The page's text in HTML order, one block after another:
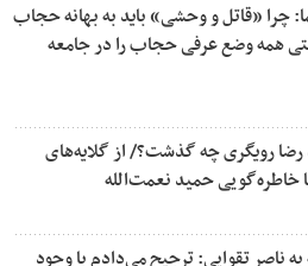
چرا «قاتل و وحشی» باید به بهانه حجاب
همه وضع عرفی حجاب را در جامعه
رضا رویگری چه گذشت؟/ از گلایه‌های
خاطره‌گویی حمید نعمت‌الله
ناصر تقوایی: ترجیح می‌دادم با وجود